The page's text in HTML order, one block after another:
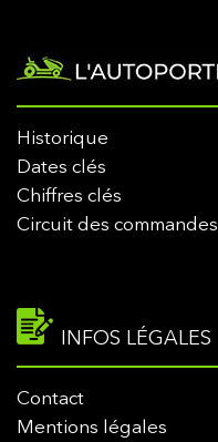
Historique
Dates clés
Chiffres clés
Circuit des commandes
INFOS LÉGALES
Contact
Mentions légales